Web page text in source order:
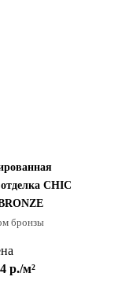
CHIC
бронзы
р./м²